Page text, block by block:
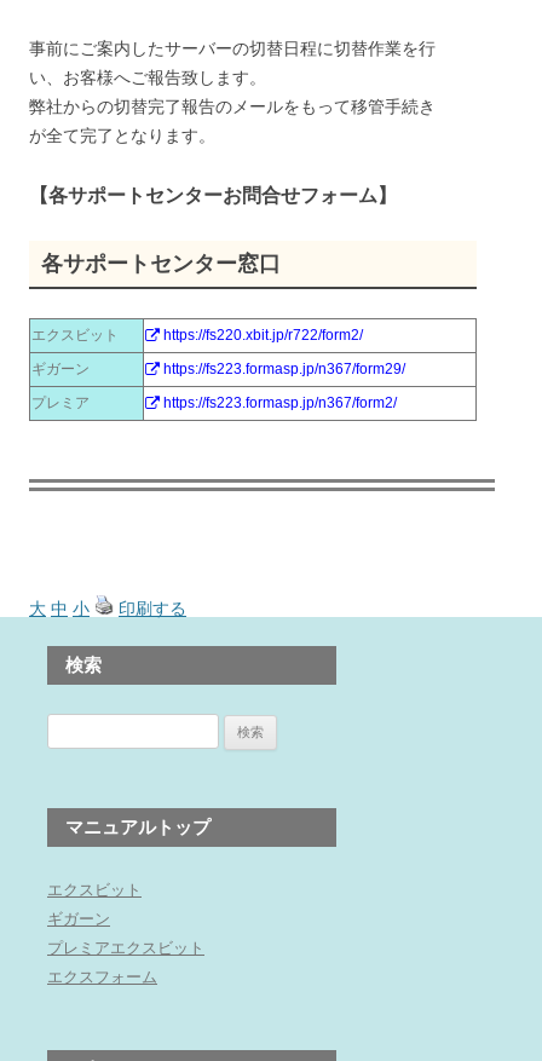
事前にご案内したサーバーの切替日程に切替作業を行
い、お客様へご報告致します。
弊社からの切替完了報告のメールをもって移管手続き
が全て完了となります。
【各サポートセンターお問合せフォーム】
各サポートセンター窓口
エクスビット
https://fs220.xbit.jp/r722/form2/
ギガーン
https://fs223.formasp.jp/n367/form29/
プレミア
https://fs223.formasp.jp/n367/form2/
大 中 小 印刷する
検索
索:
マニュアルトップ
エクスビット
ギガーン
プレミアエクスビット
エクスフォーム